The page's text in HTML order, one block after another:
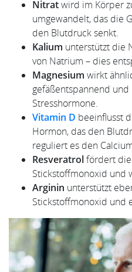
Nitratwird im Körper
umgewandelt, das die
den Blutdruck senkt.
Kalium unterstützt die
von Natrium – dies
Magnesium wirkt
gefäßentspannend
Stresshormone.
Vitamin D beeinflusst
Hormon, das den
reguliert es den
Resveratrolfördert die
Stickstoffmonoxid und
Arginin unterstützt
Stickstoffmonoxid und